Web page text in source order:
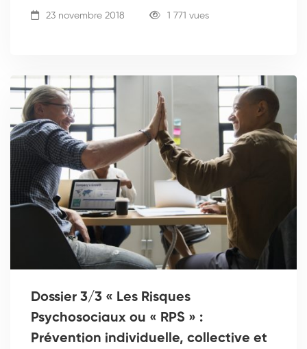
23 novembre 2018 1 771 vues
Dossier 3/3 « Les Risques
Psychosociaux ou « RPS » :
Prévention individuelle, collective et